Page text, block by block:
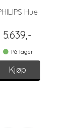
Hue
5.639,-
På lager
Kjøp